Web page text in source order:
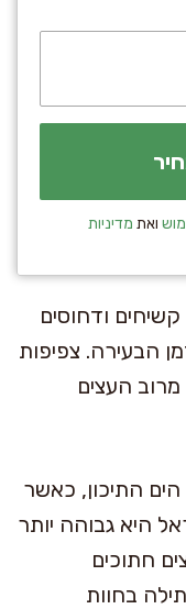
ואת מדיניות
ודחוסים
הבעירה. צפיפות
העצים
הים התיכון, כאשר
היא גבוהה יותר
חתוכים
בחוות